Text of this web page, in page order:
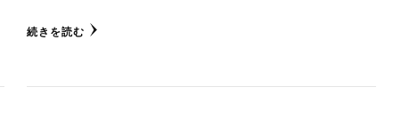
続きを読む